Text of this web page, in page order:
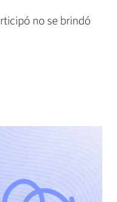
no se brindó